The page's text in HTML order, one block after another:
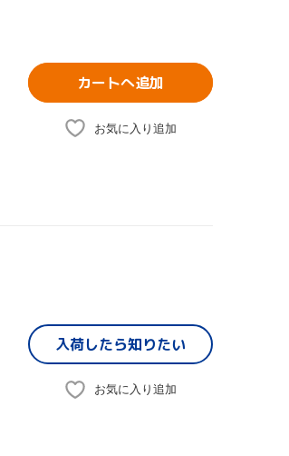
カートへ追加
お気に入り追加
入荷したら知りたい
お気に入り追加